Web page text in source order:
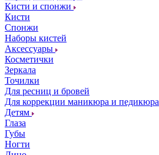
Кисти и спонжи
Кисти
Спонжи
Наборы кистей
Аксессуары
Косметички
Зеркала
Точилки
Для ресниц и бровей
Для коррекции маникюра и педикюра
Детям
Глаза
Губы
Ногти